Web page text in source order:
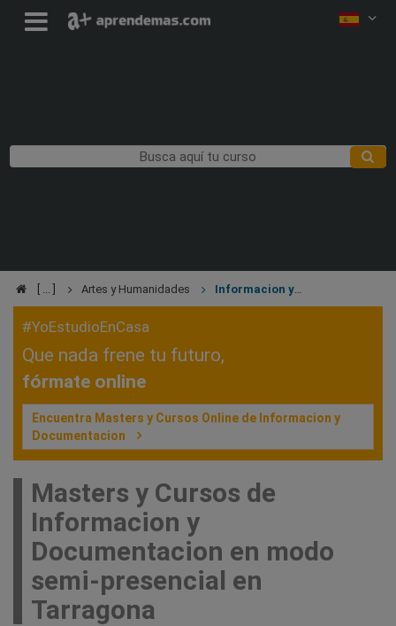
Artes y Humanidades
Documentacion
#YoEstudioEnCasa
Que nada frene tu futuro,
fórmate online
Encuentra Masters y Cursos Online de Informacion y
Documentacion
Masters y Cursos de
Informacion y
Documentacion en modo
semi-presencial en
Tarragona